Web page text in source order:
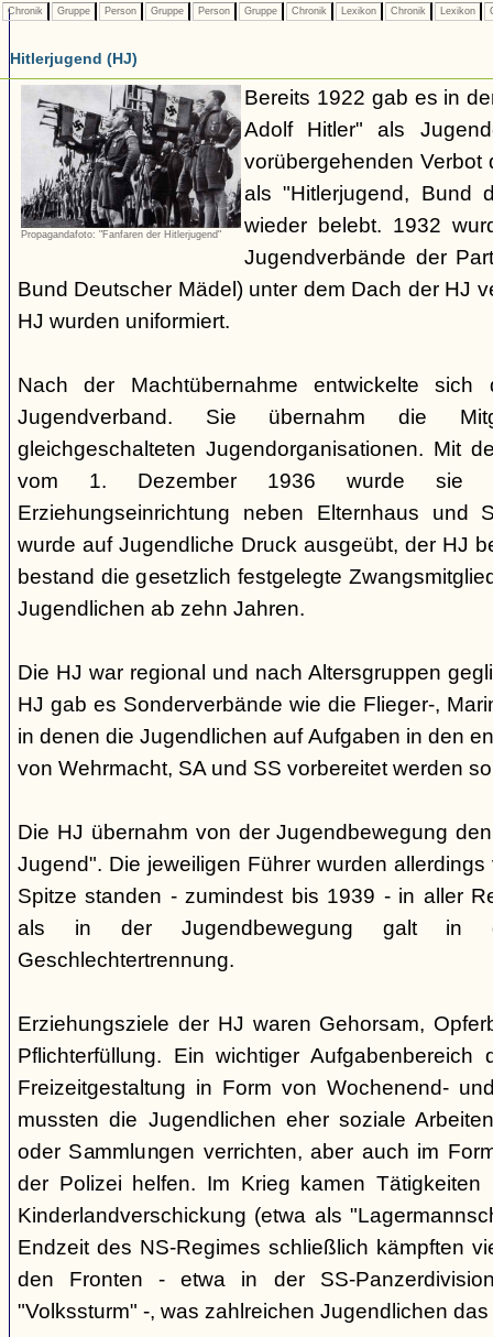
Chronik Gruppe Person Gruppe Person Gruppe Chronik Lexikon Chronik Lexikon
Hitlerjugend (HJ)
Propagandafoto: "Fanfaren der Hitlerjugend"
Bereits 1922 gab es in
Adolf Hitler" als
vorübergehenden Verbot
als "Hitlerjugend, Bund
wieder belebt. 1932
Jugendverbände der
Bund Deutscher Mädel) unter dem Dach der HJ
HJ wurden uniformiert.
Nach der Machtübernahme entwickelte
Jugendverband. Sie übernahm die
gleichgeschalteten Jugendorganisationen. Mit
vom 1. Dezember 1936 wurde sie
Erziehungseinrichtung neben Elternhaus und
wurde auf Jugendliche Druck ausgeübt, der HJ
bestand die gesetzlich festgelegte
Jugendlichen ab zehn Jahren.
Die HJ war regional und nach Altersgruppen
HJ gab es Sonderverbände wie die Flieger-,
in denen die Jugendlichen auf Aufgaben in den
von Wehrmacht, SA und SS vorbereitet werden
Die HJ übernahm von der Jugendbewegung
Jugend". Die jeweiligen Führer wurden
Spitze standen - zumindest bis 1939 - in aller
als in der Jugendbewegung galt in
Geschlechtertrennung.
Erziehungsziele der HJ waren Gehorsam,
Pflichterfüllung. Ein wichtiger
Freizeitgestaltung in Form von Wochenend-
mussten die Jugendlichen eher soziale
oder Sammlungen verrichten, aber auch im
der Polizei helfen. Im Krieg kamen
Kinderlandverschickung (etwa als
Endzeit des NS-Regimes schließlich kämpften
den Fronten - etwa in der SS-
"Volkssturm" -, was zahlreichen Jugendlichen